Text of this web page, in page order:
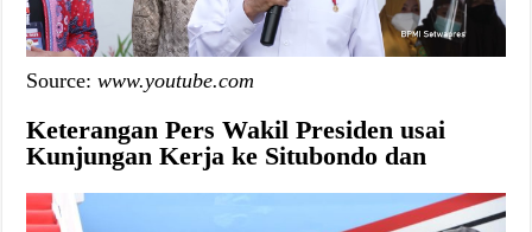
Source:www.youtube.com
Keterangan Pers Wakil Presiden usai
Kunjungan Kerja ke Situbondo dan